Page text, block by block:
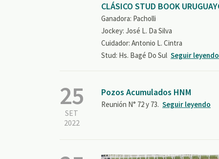
CLÁSICO STUD BOOK
Ganadora: Pacholli
Jockey: José L. Da Silva
Cuidador: Antonio L. Cintra
Stud: Hs. Bagé Do Sul Seguir leyendo
25
SET
2022
Pozos Acumulados HNM
Reunión N° 72 y 73. Seguir leyendo